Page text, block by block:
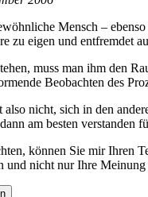
Mensch –
zu eigen und entfremdet
muss man ihm den
Beobachten des
nicht, sich in den
am besten verstanden
können Sie mir Ihren
nicht nur Ihre